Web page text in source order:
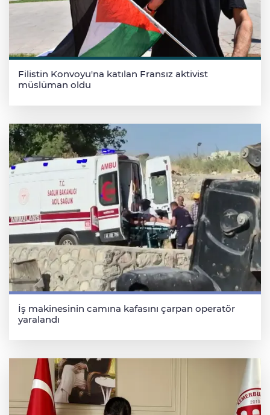
Filistin Konvoyu'na katılan Fransız aktivist
müslüman oldu
İş makinesinin camına kafasını çarpan operatör
yaralandı